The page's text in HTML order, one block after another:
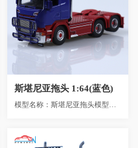
斯堪尼亚拖头 1:64(蓝色)
模型名称：斯堪尼亚拖头模型比例：1:64模型材质：锌合金+ABS+PVC+GP模型颜色：蓝色模型尺寸...
斯堪尼亚拖头 1:64(蓝
色)